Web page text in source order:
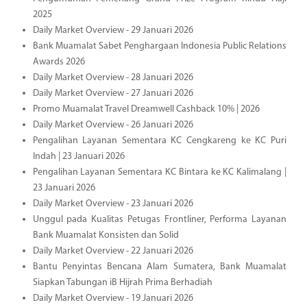
2025
Daily Market Overview - 29 Januari 2026
Bank Muamalat Sabet Penghargaan Indonesia Public Relations
Awards 2026
Daily Market Overview - 28 Januari 2026
Daily Market Overview - 27 Januari 2026
Promo Muamalat Travel Dreamwell Cashback 10% | 2026
Daily Market Overview - 26 Januari 2026
Pengalihan Layanan Sementara KC Cengkareng ke KC Puri
Indah | 23 Januari 2026
Pengalihan Layanan Sementara KC Bintara ke KC Kalimalang |
23 Januari 2026
Daily Market Overview - 23 Januari 2026
Unggul pada Kualitas Petugas Frontliner, Performa Layanan
Bank Muamalat Konsisten dan Solid
Daily Market Overview - 22 Januari 2026
Bantu Penyintas Bencana Alam Sumatera, Bank Muamalat
Siapkan Tabungan iB Hijrah Prima Berhadiah
Daily Market Overview - 19 Januari 2026